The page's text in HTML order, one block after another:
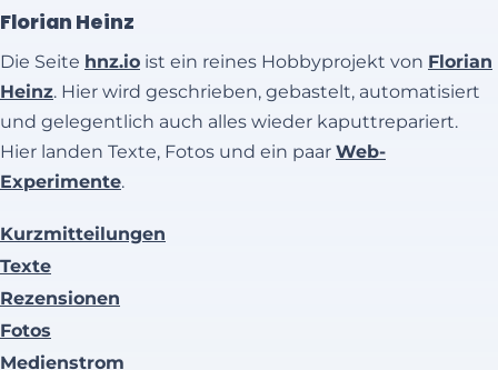
Florian Heinz
Die Seite hnz.io ist ein reines Hobbyprojekt von Florian
Heinz. Hier wird geschrieben, gebastelt, automatisiert
und gelegentlich auch alles wieder kaputtrepariert.
Hier landen Texte, Fotos und ein paar Web-
Experimente.
Kurzmitteilungen
Texte
Rezensionen
Fotos
Medienstrom